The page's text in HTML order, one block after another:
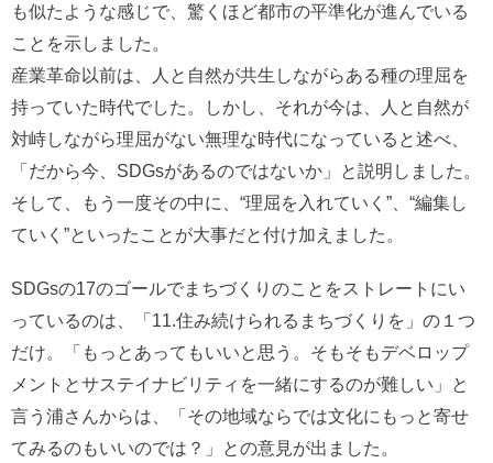
も似たような感じで、驚くほど都市の平準化が進んでいる
ことを示しました。
産業革命以前は、人と自然が共生しながらある種の理屈を
持っていた時代でした。しかし、それが今は、人と自然が
対峙しながら理屈がない無理な時代になっていると述べ、
「だから今、SDGsがあるのではないか」と説明しました。
そして、もう一度その中に、“理屈を入れていく”、“編集し
ていく”といったことが大事だと付け加えました。
SDGsの17のゴールでまちづくりのことをストレートにい
っているのは、「11.住み続けられるまちづくりを」の１つ
だけ。「もっとあってもいいと思う。そもそもデベロップ
メントとサステイナビリティを一緒にするのが難しい」と
言う浦さんからは、「その地域ならでは文化にもっと寄せ
てみるのもいいのでは？」との意見が出ました。